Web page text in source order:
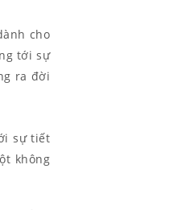
cho
tới sự
ra đời
sự tiết
không